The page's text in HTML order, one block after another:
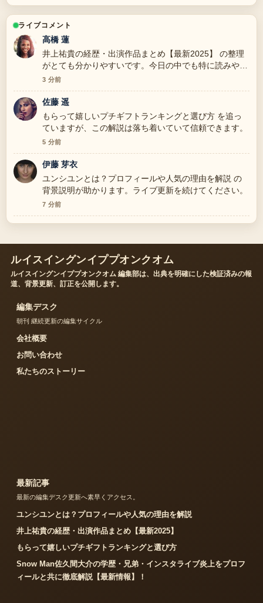
ライブコメント
高橋 蓮
井上祐貴の経歴・出演作品まとめ【最新2025】 の整理
がとても分かりやすいです。今日の中でも特に読みやす
いです。
3 分前
佐藤 遥
もらって嬉しいプチギフトランキングと選び方 を追っ
ていますが、この解説は落ち着いていて信頼できます。
5 分前
伊藤 芽衣
ユンシユンとは？プロフィールや人気の理由を解説 の
背景説明が助かります。ライブ更新を続けてください。
7 分前
ルイスイングンイププオンクオム
ルイスイングンイププオンクオム 編集部は、出典を明確にした検証済みの報
道、背景更新、訂正を公開します。
編集デスク
朝刊 継続更新の編集サイクル
会社概要
お問い合わせ
私たちのストーリー
最新記事
最新の編集デスク更新へ素早くアクセス。
ユンシユンとは？プロフィールや人気の理由を解説
井上祐貴の経歴・出演作品まとめ【最新2025】
もらって嬉しいプチギフトランキングと選び方
Snow Man佐久間大介の学歴・兄弟・インスタライブ炎上をプロフ
ィールと共に徹底解説【最新情報】！